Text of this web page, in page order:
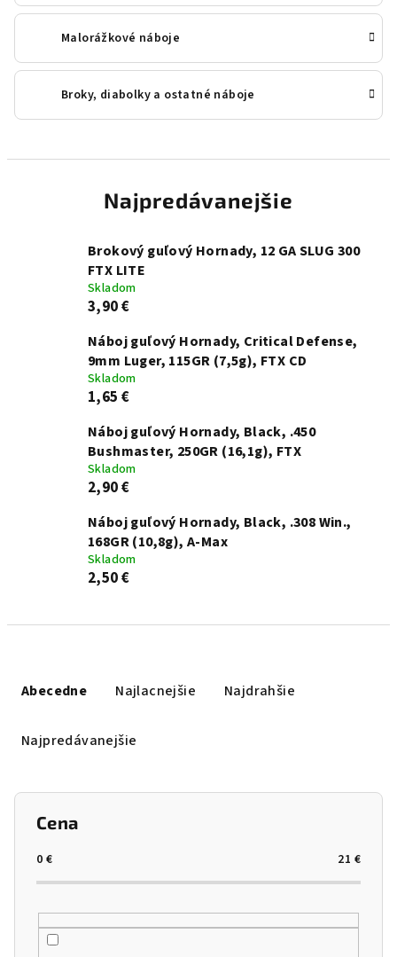
Malorážkové náboje
Broky, diabolky a ostatné náboje
Najpredávanejšie
Brokový guľový Hornady, 12 GA SLUG 300
FTX LITE
Skladom
3,90 €
Náboj guľový Hornady, Critical Defense,
9mm Luger, 115GR (7,5g), FTX CD
Skladom
1,65 €
Náboj guľový Hornady, Black, .450
Bushmaster, 250GR (16,1g), FTX
Skladom
2,90 €
Náboj guľový Hornady, Black, .308 Win.,
168GR (10,8g), A-Max
Skladom
2,50 €
Abecedne Najlacnejšie Najdrahšie
Najpredávanejšie
Cena
0 € 21 €